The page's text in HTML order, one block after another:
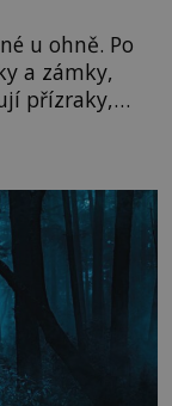
u ohně. Po
a zámky,
přízraky,
dějí podivné
po
se svědectví